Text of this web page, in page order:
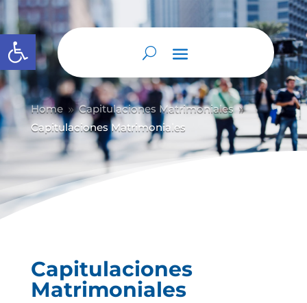
Abrir barra de herramientas
Home 9 Capitulaciones Matrimoniales 9
Capitulaciones Matrimoniales
Capitulaciones
Matrimoniales